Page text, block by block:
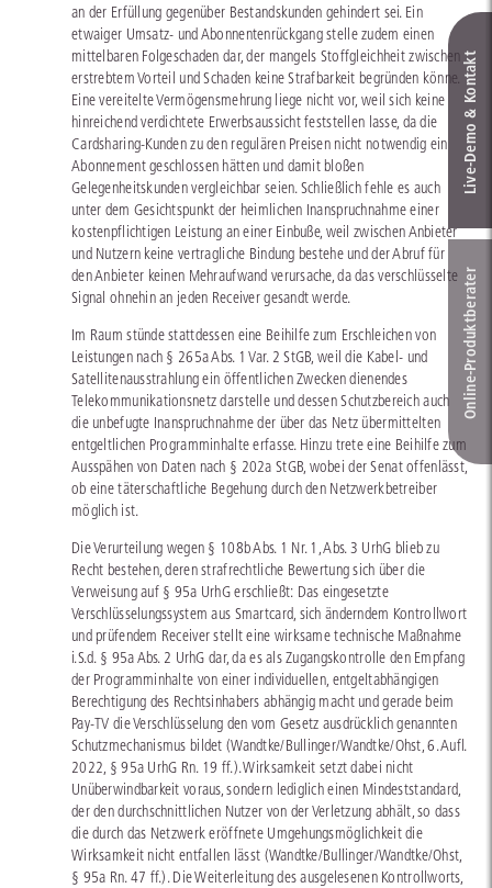
an der Erfüllung gegenüber Bestandskunden gehindert sei. Ein
etwaiger Umsatz- und Abonnentenrückgang stelle zudem einen
mittelbaren Folgeschaden dar, der mangels Stoffgleichheit zwischen
erstrebtem Vorteil und Schaden keine Strafbarkeit begründen könne.
Eine vereitelte Vermögensmehrung liege nicht vor, weil sich keine
hinreichend verdichtete Erwerbsaussicht feststellen lasse, da die
Cardsharing-Kunden zu den regulären Preisen nicht notwendig ein
Abonnement geschlossen hätten und damit bloßen
Gelegenheitskunden vergleichbar seien. Schließlich fehle es auch
unter dem Gesichtspunkt der heimlichen Inanspruchnahme einer
kostenpflichtigen Leistung an einer Einbuße, weil zwischen Anbieter
und Nutzern keine vertragliche Bindung bestehe und der Abruf für
den Anbieter keinen Mehraufwand verursache, da das verschlüsselte
Signal ohnehin an jeden Receiver gesandt werde.
Im Raum stünde stattdessen eine Beihilfe zum Erschleichen von
Leistungen nach § 265a Abs. 1 Var. 2 StGB, weil die Kabel- und
Satellitenausstrahlung ein öffentlichen Zwecken dienendes
Telekommunikationsnetz darstelle und dessen Schutzbereich auch
die unbefugte Inanspruchnahme der über das Netz übermittelten
entgeltlichen Programminhalte erfasse. Hinzu trete eine Beihilfe zum
Ausspähen von Daten nach § 202a StGB, wobei der Senat offenlässt,
ob eine täterschaftliche Begehung durch den Netzwerkbetreiber
möglich ist.
Die Verurteilung wegen § 108b Abs. 1 Nr. 1, Abs. 3 UrhG blieb zu
Recht bestehen, deren strafrechtliche Bewertung sich über die
Verweisung auf § 95a UrhG erschließt: Das eingesetzte
Verschlüsselungssystem aus Smartcard, sich änderndem Kontrollwort
und prüfendem Receiver stellt eine wirksame technische Maßnahme
i.S.d. § 95a Abs. 2 UrhG dar, da es als Zugangskontrolle den Empfang
der Programminhalte von einer individuellen, entgeltabhängigen
Berechtigung des Rechtsinhabers abhängig macht und gerade beim
Pay-TV die Verschlüsselung den vom Gesetz ausdrücklich genannten
Schutzmechanismus bildet (Wandtke/Bullinger/Wandtke/Ohst, 6. Aufl.
2022, § 95a UrhG Rn. 19 ff.). Wirksamkeit setzt dabei nicht
Unüberwindbarkeit voraus, sondern lediglich einen Mindeststandard,
der den durchschnittlichen Nutzer von der Verletzung abhält, so dass
die durch das Netzwerk eröffnete Umgehungsmöglichkeit die
Wirksamkeit nicht entfallen lässt (Wandtke/Bullinger/Wandtke/Ohst,
§ 95a Rn. 47 ff.). Die Weiterleitung des ausgelesenen Kontrollworts,
Live‑Demo & Kontakt
Online-Produkt­berater